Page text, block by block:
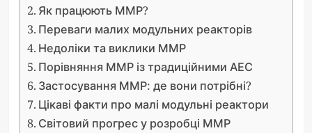
Як працюють ММР?
Переваги малих модульних реакторів
Недоліки та виклики ММР
Порівняння ММР із традиційними АЕС
Застосування ММР: де вони потрібні?
Цікаві факти про малі модульні реактори
Світовий прогрес у розробці ММР